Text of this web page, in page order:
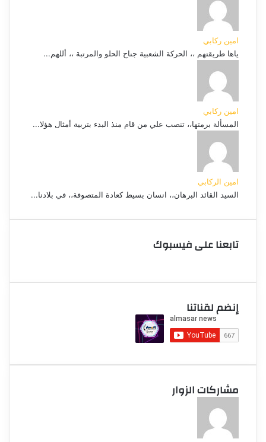
امين ركابي
ياها طريقتهم ،، الحركة الشعبية جناح الحلو والمرتبة ،، أللهم...
امين ركابي
المسألة برمتها،، تنصب علي من قام منذ البدء بتربية أمثال هؤلا...
امين الركابي
السيد القائد البرهان،، انسان بسيط كعادة المتصوفة،، في بلادنا...
تابعنا على فيسبوك
إنضم لقناتنا
مشاركات الزوار